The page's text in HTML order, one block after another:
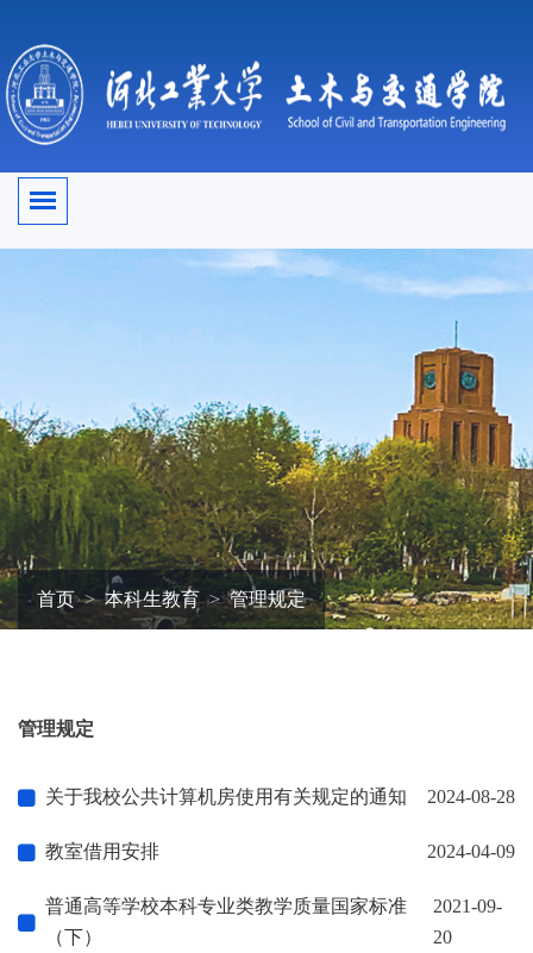
首页 本科生教育 管理规定
管理规定
关于我校公共计算机房使用有关规定的通知 2024-08-28
教室借用安排 2024-04-09
普通高等学校本科专业类教学质量国家标准
（下）
2021-09-
20